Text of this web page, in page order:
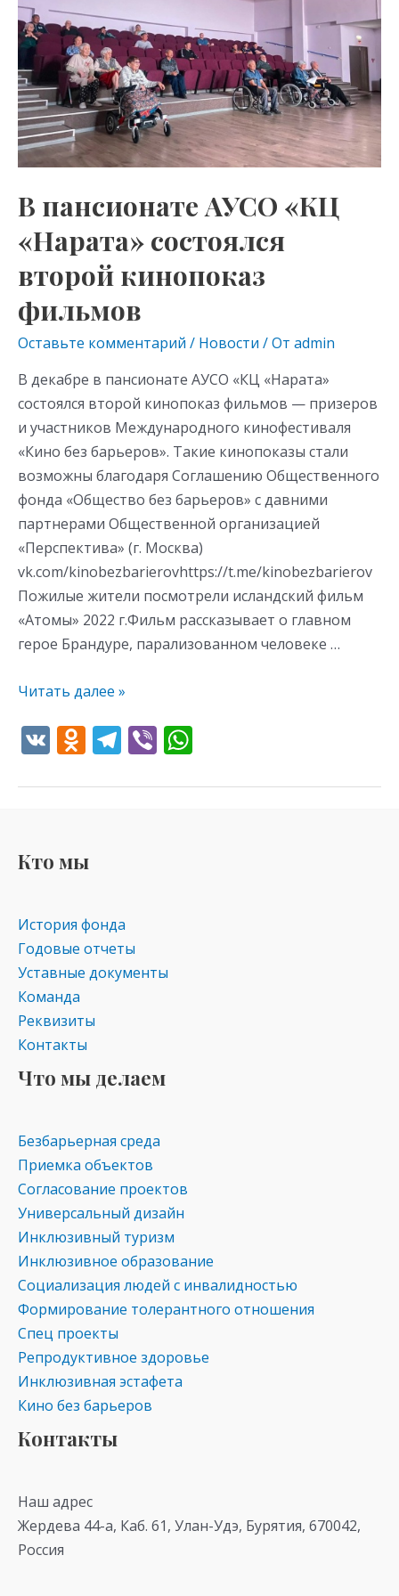
В пансионате АУСО «КЦ
«Нарата» состоялся
второй кинопоказ
фильмов
Оставьте комментарий / Новости / От admin
В декабре в пансионате АУСО «КЦ «Нарата»
состоялся второй кинопоказ фильмов — призеров
и участников Международного кинофестиваля
«Кино без барьеров». Такие кинопоказы стали
возможны благодаря Соглашению Общественного
фонда «Общество без барьеров» с давними
партнерами Общественной организацией
«Перспектива» (г. Москва)
vk.com/kinobezbarierovhttps://t.me/kinobezbarierov
Пожилые жители посмотрели исландский фильм
«Атомы» 2022 г.Фильм рассказывает о главном
герое Брандуре, парализованном человеке …
состоялся
второй
кинопоказ
фильмов
Читать далее »
V O
n
kl
as
s
ni
ki
T
e
Vi
er at
Кто мы
История фонда
Годовые отчеты
Уставные документы
Команда
Реквизиты
Контакты
Что мы делаем
Безбарьерная среда
Приемка объектов
Согласование проектов
Универсальный дизайн
Инклюзивный туризм
Инклюзивное образование
Социализация людей с инвалидностью
Формирование толерантного отношения
Спец проекты
Репродуктивное здоровье
Инклюзивная эстафета
Кино без барьеров
Контакты
Наш адрес
Жердева 44-а, Каб. 61, Улан-Удэ, Бурятия, 670042,
Россия